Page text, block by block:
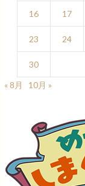
16 17
23 24
30
« 8月
10月 »